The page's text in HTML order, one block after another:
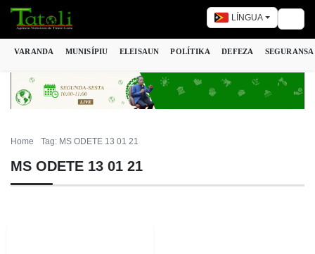
LÍNGUA
VARANDA MUNISÍPIU ELEISAUN POLÍTIKA DEFEZA SEGURANSA
Home Tag: MS ODETE 13 01 21
MS ODETE 13 01 21